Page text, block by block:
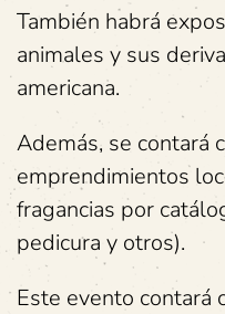
También habrá
animales y sus
americana.
Además, se contará
emprendimientos
fragancias por
pedicura y otros).
Este evento contará